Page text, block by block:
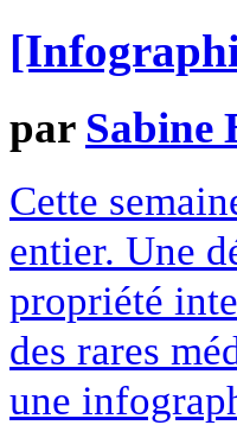
par Sabine
Cette
entier. Une
propriété
des rares
une